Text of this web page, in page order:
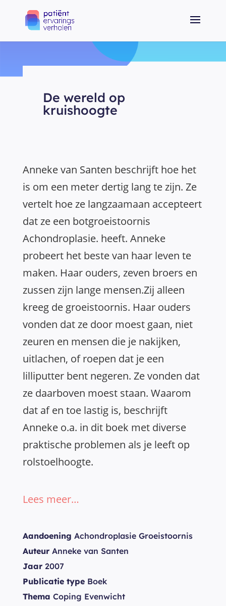
De wereld op
kruishoogte
Anneke van Santen beschrijft hoe het
is om een meter dertig lang te zijn. Ze
vertelt hoe ze langzaamaan accepteert
dat ze een botgroeistoornis
Achondroplasie. heeft. Anneke
probeert het beste van haar leven te
maken. Haar ouders, zeven broers en
zussen zijn lange mensen.Zij alleen
kreeg de groeistoornis. Haar ouders
vonden dat ze door moest gaan, niet
zeuren en mensen die je nakijken,
uitlachen, of roepen dat je een
lilliputter bent negeren. Ze vonden dat
ze daarboven moest staan. Waarom
dat af en toe lastig is, beschrijft
Anneke o.a. in dit boek met diverse
praktische problemen als je leeft op
rolstoelhoogte.
Lees meer…
Aandoening Achondroplasie Groeistoornis
Auteur Anneke van Santen
Jaar 2007
Publicatie type Boek
Thema Coping Evenwicht